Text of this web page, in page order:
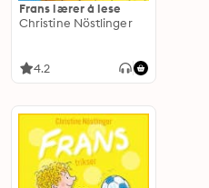
Frans lærer å lese
Christine Nöstlinger
4.2